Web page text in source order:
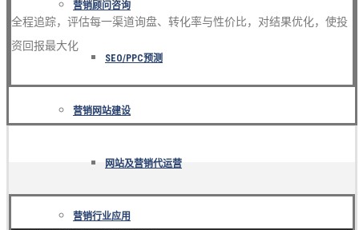
营销顾问咨询
SEO/PPC预测
营销网站建设
网站及营销代运营
营销行业应用
全程追踪，评估每一渠道询盘、转化率与性价比，对结果优化，使投
资回报最大化